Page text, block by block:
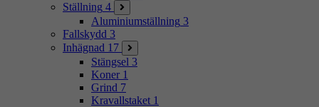
Ställning 4
Aluminiumställning 3
Fallskydd 3
Inhägnad 17
Stängsel 3
Koner 1
Grind 7
Kravallstaket 1